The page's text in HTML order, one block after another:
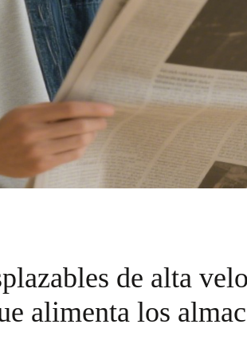
de alta
alimenta los